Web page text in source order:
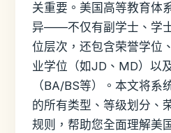
关重要。美国高等教育体
异——不仅有副学士、学
位层次，还包含荣誉学位
业学位（如JD、MD）以
（BA/BS等）。本文将系
的所有类型、等级划分、
规则，帮助您全面理解美